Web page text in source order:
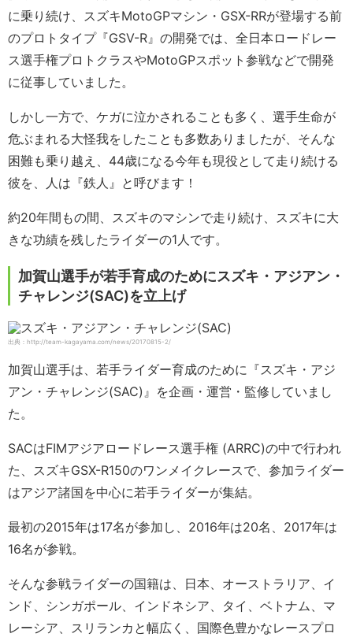
に乗り続け、スズキMotoGPマシン・GSX-RRが登場する前
のプロトタイプ『GSV-R』の開発では、全日本ロードレー
ス選手権プロトクラスやMotoGPスポット参戦などで開発
に従事していました。
しかし一方で、ケガに泣かされることも多く、選手生命が
危ぶまれる大怪我をしたことも多数ありましたが、そんな
困難も乗り越え、44歳になる今年も現役として走り続ける
彼を、人は『鉄人』と呼びます！
約20年間もの間、スズキのマシンで走り続け、スズキに大
きな功績を残したライダーの1人です。
加賀山選手が若手育成のためにスズキ・アジアン・
チャレンジ(SAC)を立上げ
出典：http://team-kagayama.com/news/20170815-2/
加賀山選手は、若手ライダー育成のために『スズキ・アジ
アン・チャレンジ(SAC)』を企画・運営・監修していまし
た。
SACはFIMアジアロードレース選手権 (ARRC)の中で行われ
た、スズキGSX-R150のワンメイクレースで、参加ライダー
はアジア諸国を中心に若手ライダーが集結。
最初の2015年は17名が参加し、2016年は20名、2017年は
16名が参戦。
そんな参戦ライダーの国籍は、日本、オーストラリア、イ
ンド、シンガポール、インドネシア、タイ、ベトナム、マ
レーシア、スリランカと幅広く、国際色豊かなレースプロ